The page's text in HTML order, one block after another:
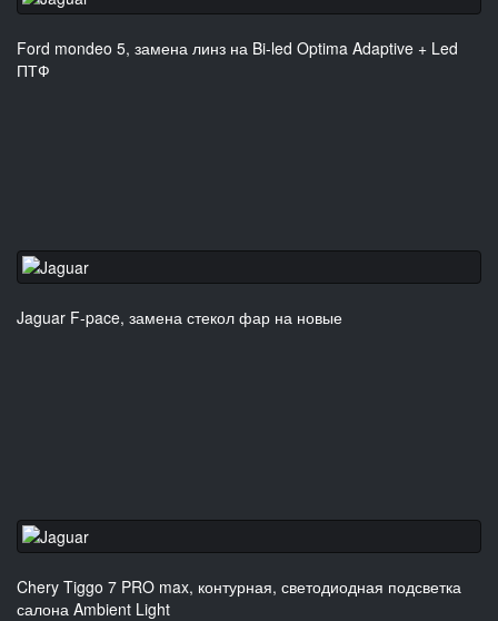
Ford mondeo 5, замена линз на Bi-led Optima Adaptive + Led
ПТФ
Jaguar F-pace, замена стекол фар на новые
Chery Tiggo 7 PRO max, контурная, светодиодная подсветка
салона Ambient Light